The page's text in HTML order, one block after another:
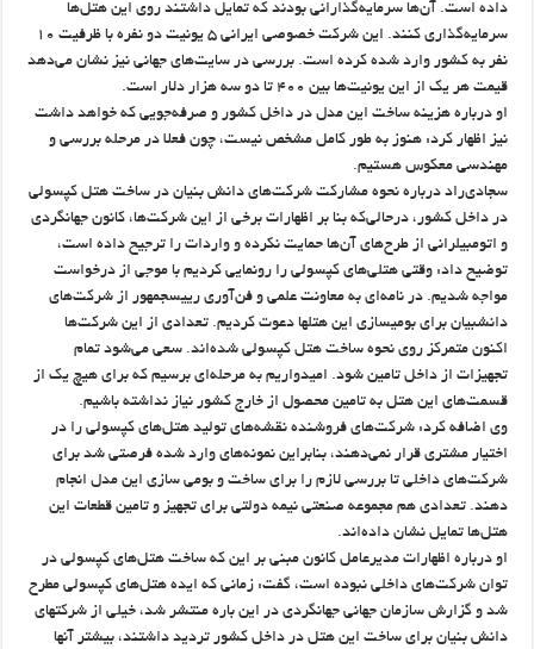
داده است. آن‌ها سرمایه‌گذارانی بودند که تمایل داشتند روی این هتل‌ها
سرمایه‌گذاری کنند. این شرکت خصوصی ایرانی ۵ یونیت دو نفره با ظرفیت ۱۰
نفر به کشور وارد شده کرده است. بررسی در سایت‌های جهانی نیز نشان می‌دهد
قیمت هر یک از این یونیت‌ها بین ۴۰۰ تا دو سه هزار دلار است.
او درباره هزینه ساخت این مدل در داخل کشور و صرفه‌جویی که خواهد داشت
نیز اظهار کرد: هنوز به طور کامل مشخص نیست، چون فعلا در مرحله بررسی و
مهندسی معکوس هستیم.
سجادی‌راد درباره نحوه مشارکت شرکت‌های دانش بنیان در ساخت هتل کپسولی
در داخل کشور، درحالی‌که بنا بر اظهارات برخی از این شرکت‌ها، کانون جهانگردی
و اتومبیلرانی از طرح‌های آن‌ها حمایت نکرده و واردات را ترجیح داده است،
توضیح داد: وقتی هتلی‌های کپسولی را رونمایی کردیم با موجی از درخواست
مواجه شدیم. در نامه‌ای به معاونت علمی و فن‌آوری رییسجمهور از شرکت‌های
دانشبیان برای بومیسازی این هتلها دعوت کردیم. تعدادی از این شرکت‌ها
اکنون متمرکز روی نحوه ساخت هتل کپسولی شده‌اند. سعی می‌شود تمام
تجهیزات از داخل تامین شود. امیدواریم به مرحله‌ای برسیم که برای هیچ یک از
قسمت‌های این هتل به تامین محصول از خارج کشور نیاز نداشته باشیم.
وی اضافه کرد: شرکت‌های فروشنده نقشه‌های تولید هتل‌های کپسولی را در
اختیار مشتری قرار نمی‌دهند، بنابراین نمونه‌های وارد شده فرصتی شد برای
شرکت‌های داخلی تا بررسی لازم را برای ساخت و بومی سازی این مدل انجام
دهند. تعدادی هم مجموعه صنعتی نیمه دولتی برای تجهیز و تامین قطعات این
هتل‌ها تمایل نشان داده‌اند.
او درباره اظهارات مدیرعامل کانون مبنی بر این که ساخت هتل‌های کپسولی در
توان شرکت‌های داخلی نبوده است، گفت: زمانی که ایده هتل‌های کپسولی مطرح
شد و گزارش سازمان جهانی جهانگردی در این باره منتشر شد، خیلی از شرکتهای
دانش بنیان برای ساخت این هتل در داخل کشور تردید داشتند، بیشتر آنها